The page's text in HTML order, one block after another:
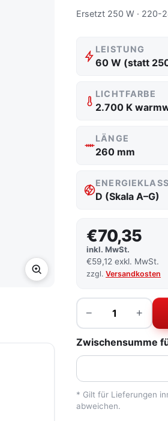
Ersetzt 250 W · 220-
LEISTUNG
60 W (statt
LICHTFARBE
2.700 K
LÄNGE
260 mm
D (Skala A–G)
€70,35
inkl. MwSt.
€59,12 exkl. MwSt.
zzgl.Versandkosten
−
Menge
+
Zwischensumme
* Gilt für Lieferungen
abweichen.